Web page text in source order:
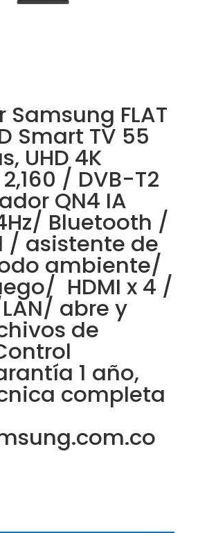
Samsung FLAT
Smart TV 55
UHD 4K
/ DVB-T2
QN4 IA
Bluetooth /
/ asistente de
ambiente/
HDMI x 4 /
LAN/ abre y
de
1 año,
completa